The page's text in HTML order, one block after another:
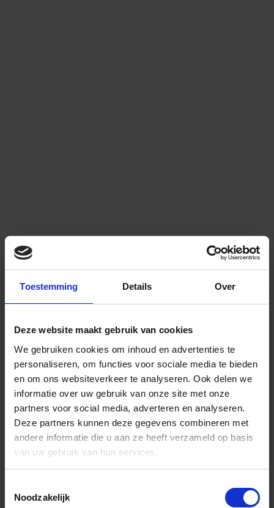
Toestemming Details Over
Deze website maakt gebruik van cookies
We gebruiken cookies om inhoud en advertenties te
personaliseren, om functies voor sociale media te bieden
en om ons websiteverkeer te analyseren. Ook delen we
informatie over uw gebruik van onze site met onze
partners voor social media, adverteren en analyseren.
Deze partners kunnen deze gegevens combineren met
andere informatie die u aan ze heeft verzameld op basis
van uw gebruik van hun services.
Noodzakelijk